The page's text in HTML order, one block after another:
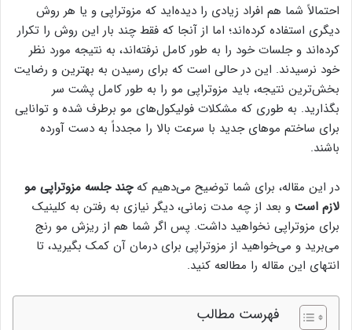
احتمالاً شما هم افراد زیادی را دیده‌اید که مزوتراپی و یا هر روش
دیگری استفاده کرده‌اند؛ اما از آنجا که فقط چند بار این روش را تکرار
کرده‌اند و جلسات خود را به طور کامل نرفته‌اند، به نتیجه مورد نظر
خود نرسیدند. این در حالی است که برای رسیدن به بهترین و رضایت
بخش‌ترین نتیجه، باید مزوتراپی مو را به طور کامل پشت سر
بگذارید. به طوری که مشکلات فولیکول‌های مو برطرف شده و توانایی
برای ساختم مو‌های جدید با سرعت بالا را مجدداً به دست آورده
باشند.
در این مقاله، برای شما توضیح می‌دهیم کهچند جلسه مزوتراپی مو
لازم است و بعد از چه مدت زمانی، دیگر نیازی به رفتن به کلینیک
برای مزوتراپی نخواهید داشت. پس اگر شما هم از ریزش مو رنج
می‌برید و می‌خواهید از مزوتراپی برای درمان آن کمک بگیرید، تا
انتهای این مقاله را مطالعه کنید.
فهرست مطالب